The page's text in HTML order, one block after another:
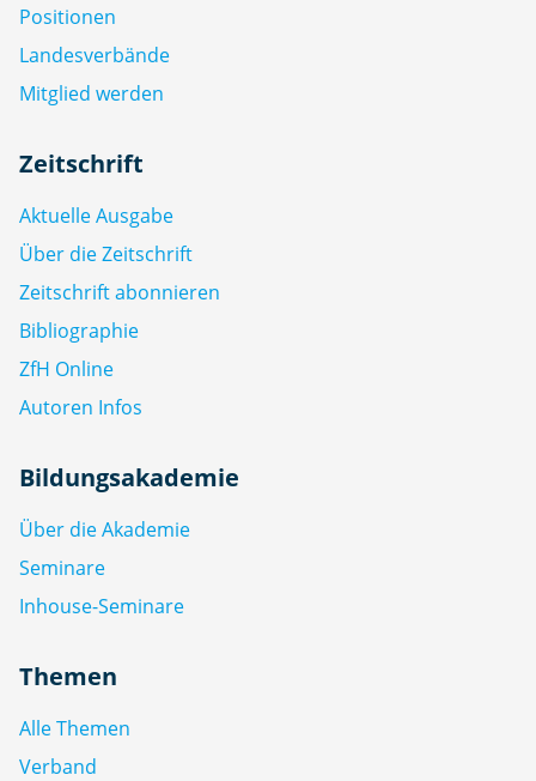
Positionen
Landesverbände
Mitglied werden
Zeitschrift
Aktuelle Ausgabe
Über die Zeitschrift
Zeitschrift abonnieren
Bibliographie
ZfH Online
Autoren Infos
Bildungsakademie
Über die Akademie
Seminare
Inhouse-Seminare
Themen
Alle Themen
Verband